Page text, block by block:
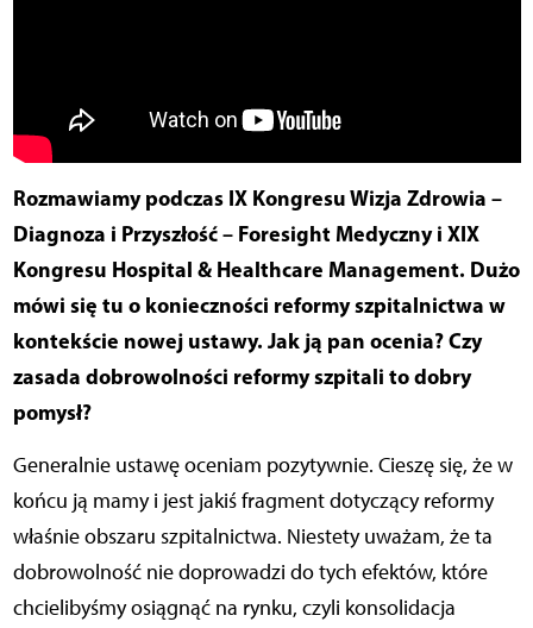
Rozmawiamy podczas IX Kongresu Wizja Zdrowia –
Diagnoza i Przyszłość – Foresight Medyczny i XIX
Kongresu Hospital & Healthcare Management. Dużo
mówi się tu o konieczności reformy szpitalnictwa w
kontekście nowej ustawy. Jak ją pan ocenia? Czy
zasada dobrowolności reformy szpitali to dobry
pomysł?
Generalnie ustawę oceniam pozytywnie. Cieszę się, że w
końcu ją mamy i jest jakiś fragment dotyczący reformy
właśnie obszaru szpitalnictwa. Niestety uważam, że ta
dobrowolność nie doprowadzi do tych efektów, które
chcielibyśmy osiągnąć na rynku, czyli konsolidacja